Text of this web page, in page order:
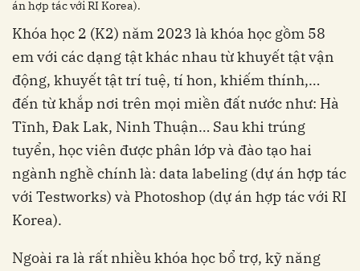
án hợp tác với RI Korea).
Khóa học 2 (K2) năm 2023 là khóa học gồm 58
em với các dạng tật khác nhau từ khuyết tật vận
động, khuyết tật trí tuệ, tí hon, khiếm thính,…
đến từ khắp nơi trên mọi miền đất nước như: Hà
Tĩnh, Đak Lak, Ninh Thuận… Sau khi trúng
tuyển, học viên được phân lớp và đào tạo hai
ngành nghề chính là: data labeling (dự án hợp tác
với Testworks) và Photoshop (dự án hợp tác với RI
Korea).
Ngoài ra là rất nhiều khóa học bổ trợ, kỹ năng